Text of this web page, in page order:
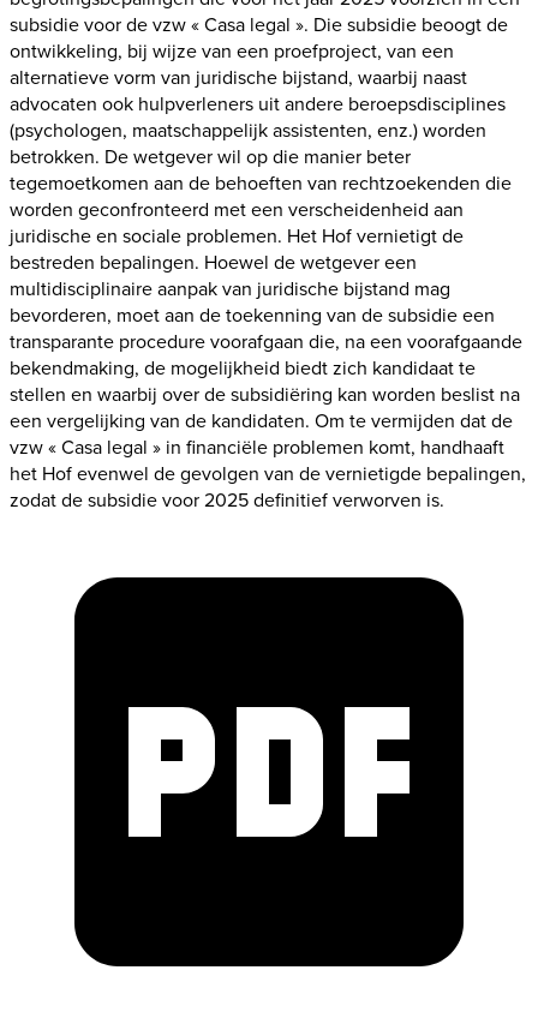
subsidie voor de vzw « Casa legal ». Die subsidie beoogt de
ontwikkeling, bij wijze van een proefproject, van een
alternatieve vorm van juridische bijstand, waarbij naast
advocaten ook hulpverleners uit andere beroepsdisciplines
(psychologen, maatschappelijk assistenten, enz.) worden
betrokken. De wetgever wil op die manier beter
tegemoetkomen aan de behoeften van rechtzoekenden die
worden geconfronteerd met een verscheidenheid aan
juridische en sociale problemen. Het Hof vernietigt de
bestreden bepalingen. Hoewel de wetgever een
multidisciplinaire aanpak van juridische bijstand mag
bevorderen, moet aan de toekenning van de subsidie een
transparante procedure voorafgaan die, na een voorafgaande
bekendmaking, de mogelijkheid biedt zich kandidaat te
stellen en waarbij over de subsidiëring kan worden beslist na
een vergelijking van de kandidaten. Om te vermijden dat de
vzw « Casa legal » in financiële problemen komt, handhaaft
het Hof evenwel de gevolgen van de vernietigde bepalingen,
zodat de subsidie voor 2025 definitief verworven is.